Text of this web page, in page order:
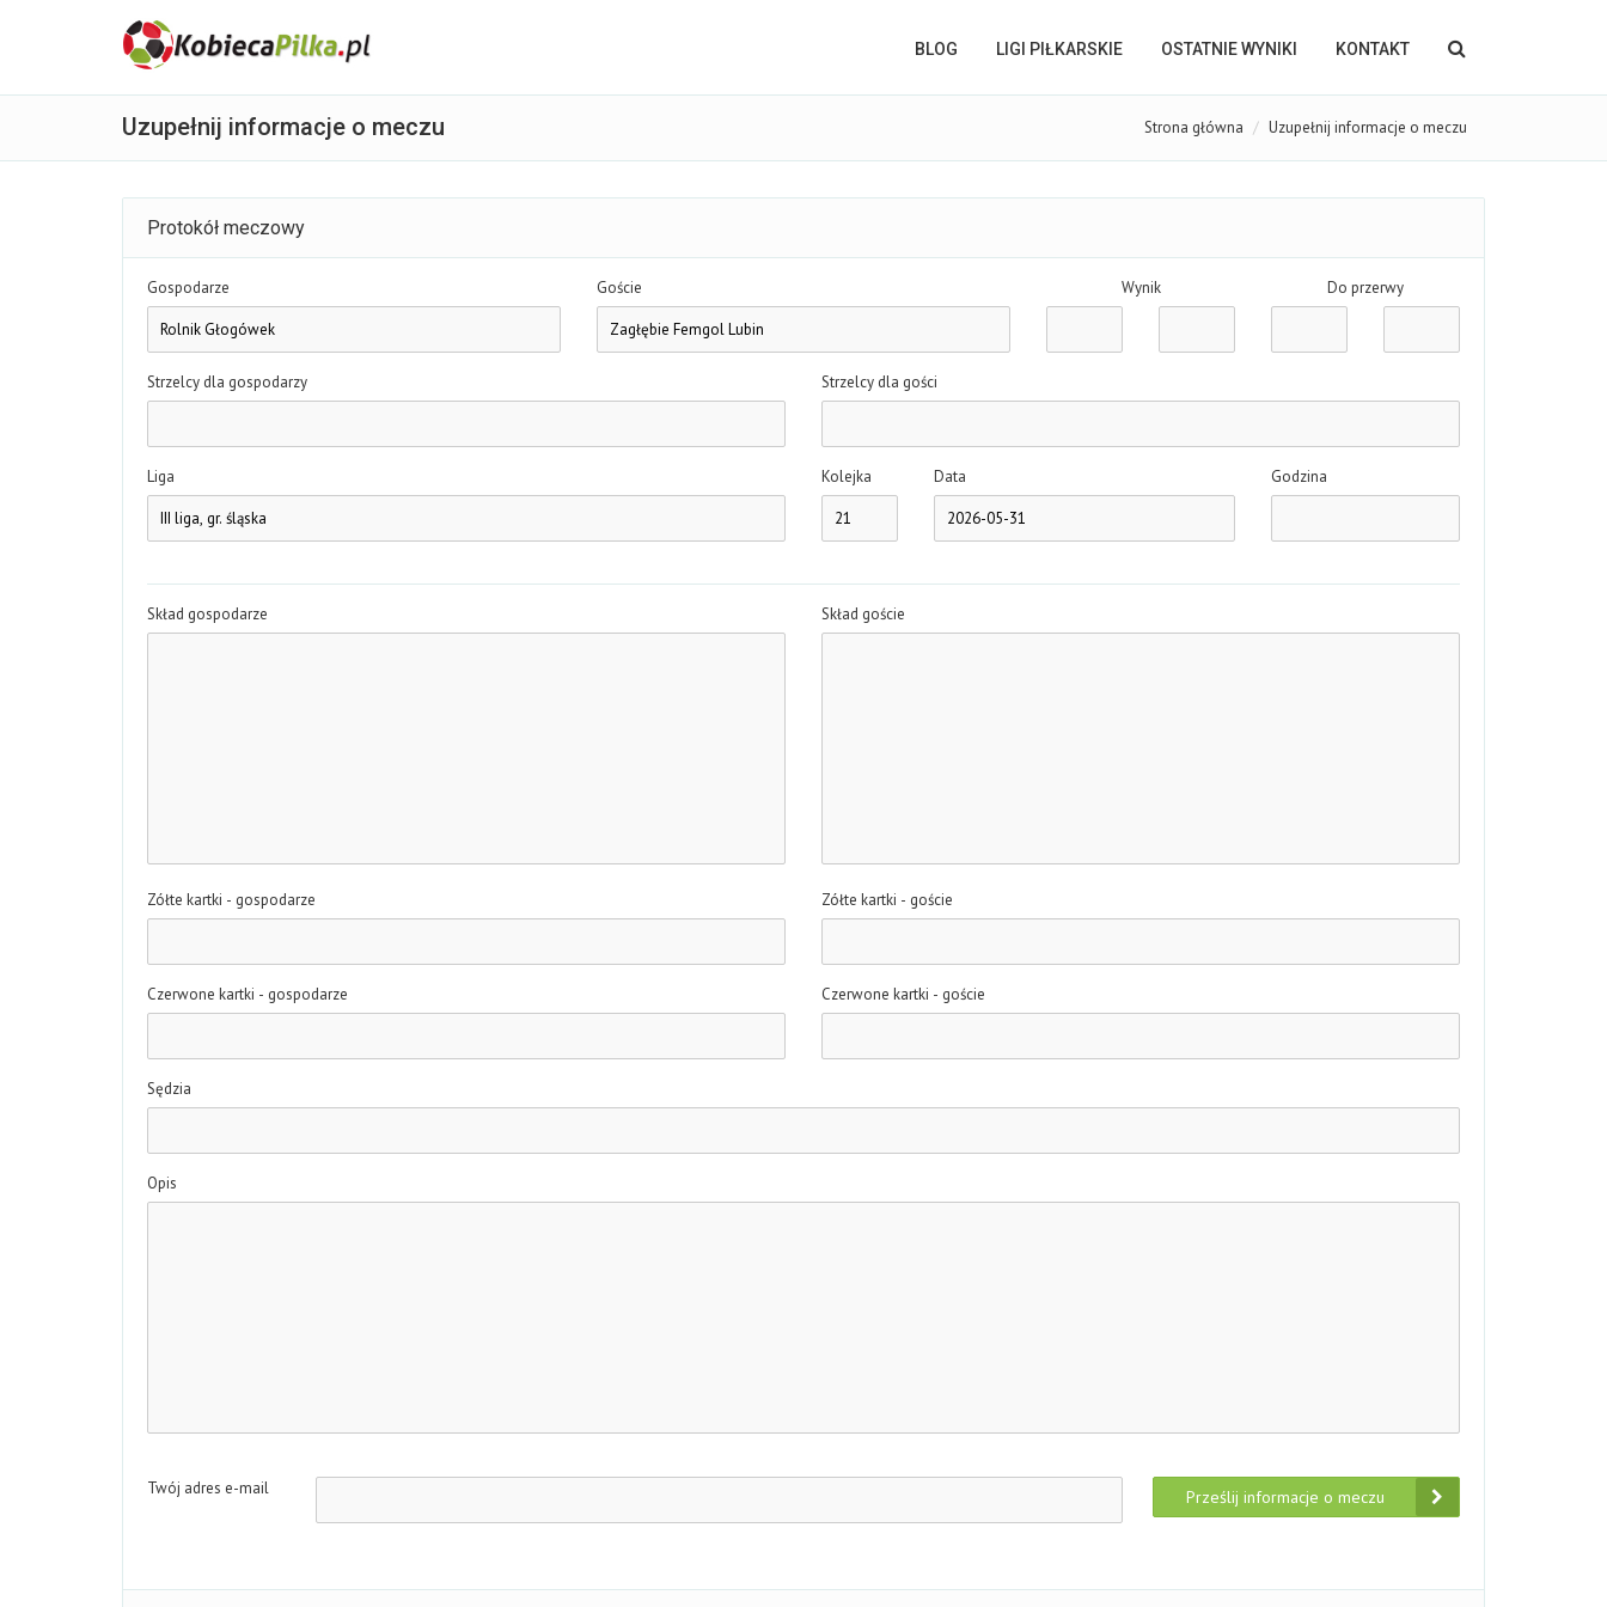
BLOG LIGI PIŁKARSKIE OSTATNIE WYNIKI KONTAKT
Uzupełnij informacje o meczu Strona główna Uzupełnij informacje o meczu
Protokół meczowy
Gospodarze Goście Wynik Do przerwy
Strzelcy dla gospodarzy Strzelcy dla gości
Liga Kolejka Data Godzina
Skład gospodarze Skład goście
Zółte kartki - gospodarze Zółte kartki - goście
Czerwone kartki - gospodarze Czerwone kartki - goście
Sędzia
Opis
Twój adres e-mail Prześlij informacje o meczu